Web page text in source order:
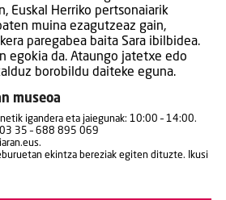
Euskal Herriko pertsonaiarik
muina ezagutzeaz gain,
paregabea baita Sara ibilbidea.
egokia da. Ataungo jatetxe edo
borobildu daiteke eguna.
museoa
igandera eta jaiegunak: 10:00 – 14:00.
35 – 688 895 069
ekintza bereziak egiten dituzte. Ikusi